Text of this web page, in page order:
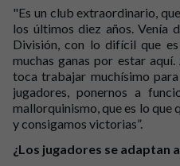
"Es un club extraordinario,
los últimos diez años. Venía
División, con lo difícil que
muchas ganas por estar
toca trabajar muchísimo
jugadores, ponernos a
mallorquinismo, que es lo que
y consigamos victorias”.
¿Los jugadores se adaptan